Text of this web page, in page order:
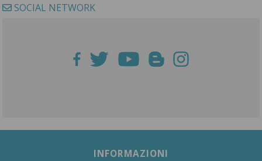
SOCIAL NETWORK
INFORMAZIONI